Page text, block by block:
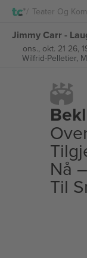
Teater Og
Jimmy Carr -
ons., okt. 21 26,
Wilfrid-Pelletier,
Nå
Til